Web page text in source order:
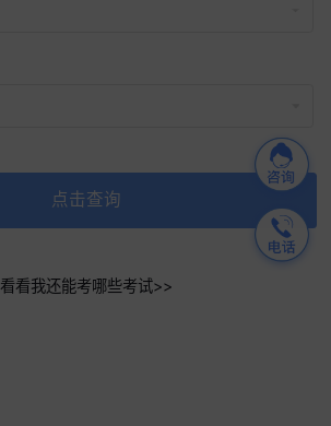
点击查询
看看我还能考哪些考试>>